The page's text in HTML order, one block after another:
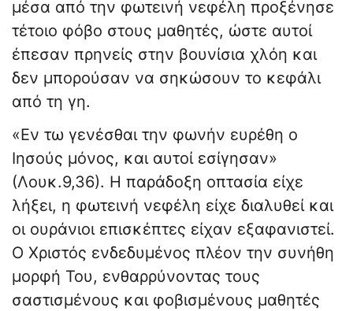
μέσα από την φωτεινή νεφέλη προξένησε
τέτοιο φόβο στους μαθητές, ώστε αυτοί
έπεσαν πρηνείς στην βουνίσια χλόη και
δεν μπορούσαν να σηκώσουν το κεφάλι
από τη γη.
«Εν τω γενέσθαι την φωνήν ευρέθη ο
Ιησούς μόνος, και αυτοί εσίγησαν»
(Λουκ.9,36). Η παράδοξη οπτασία είχε
λήξει, η φωτεινή νεφέλη είχε διαλυθεί και
οι ουράνιοι επισκέπτες είχαν εξαφανιστεί.
Ο Χριστός ενδεδυμένος πλέον την συνήθη
μορφή Του, ενθαρρύνοντας τους
σαστισμένους και φοβισμένους μαθητές